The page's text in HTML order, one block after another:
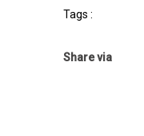
Tags :
Share via